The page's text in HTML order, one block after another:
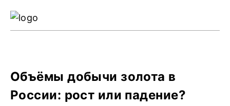
Объёмы добычи золота в
России: рост или падение?